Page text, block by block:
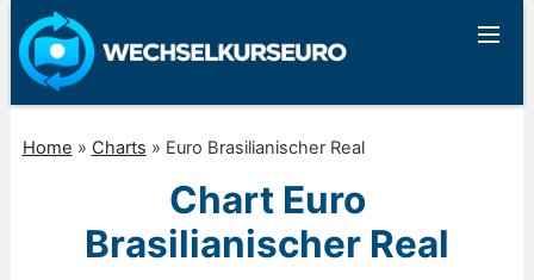
Home » Charts » Euro Brasilianischer Real
Chart Euro
Brasilianischer Real